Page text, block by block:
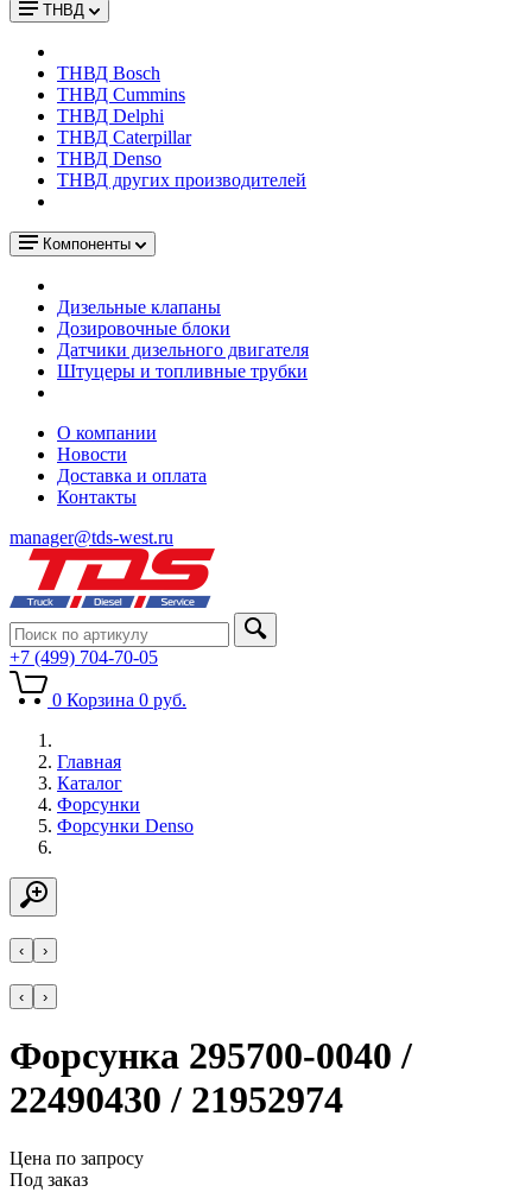
ТНВД
ТНВД Bosch
ТНВД Cummins
ТНВД Delphi
ТНВД Caterpillar
ТНВД Denso
ТНВД других производителей
Компоненты
Дизельные клапаны
Дозировочные блоки
Датчики дизельного двигателя
Штуцеры и топливные трубки
О компании
Новости
Доставка и оплата
Контакты
manager@tds-west.ru
+7 (499) 704-70-05
0 Корзина 0 руб.
Главная
Каталог
Форсунки
Форсунки Denso
‹ ›
‹ ›
Форсунка 295700-0040 /
22490430 / 21952974
Цена по запросу
Под заказ